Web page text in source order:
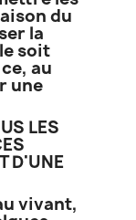
du
la
soit
au
une
LES
D'UNE
vivant,